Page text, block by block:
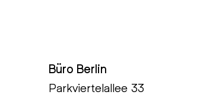
Büro Berlin
Parkviertelallee 33